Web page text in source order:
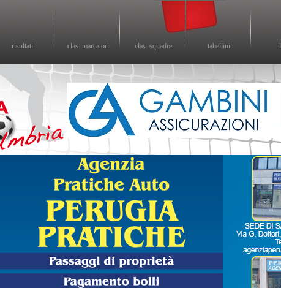
risultati clas. marcatori clas. squadre tabellini